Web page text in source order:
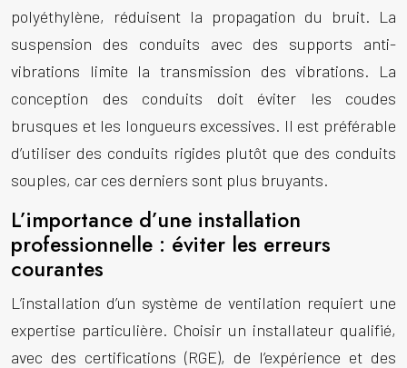
polyéthylène, réduisent la propagation du bruit. La
suspension des conduits avec des supports anti-
vibrations limite la transmission des vibrations. La
conception des conduits doit éviter les coudes
brusques et les longueurs excessives. Il est préférable
d’utiliser des conduits rigides plutôt que des conduits
souples, car ces derniers sont plus bruyants.
L’importance d’une installation
professionnelle : éviter les erreurs
courantes
L’installation d’un système de ventilation requiert une
expertise particulière. Choisir un installateur qualifié,
avec des certifications (RGE), de l’expérience et des